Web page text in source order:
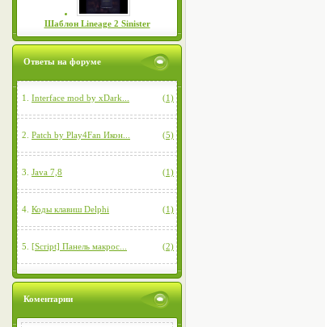
Шаблон Lineage 2 Sinister
Ответы на форуме
1. Interface mod by xDark... (1)
2. Patch by Play4Fan Икон... (5)
3. Java 7,8 (1)
4. Коды клавиш Delphi (1)
5. [Script] Панель макрос... (2)
Коментарии